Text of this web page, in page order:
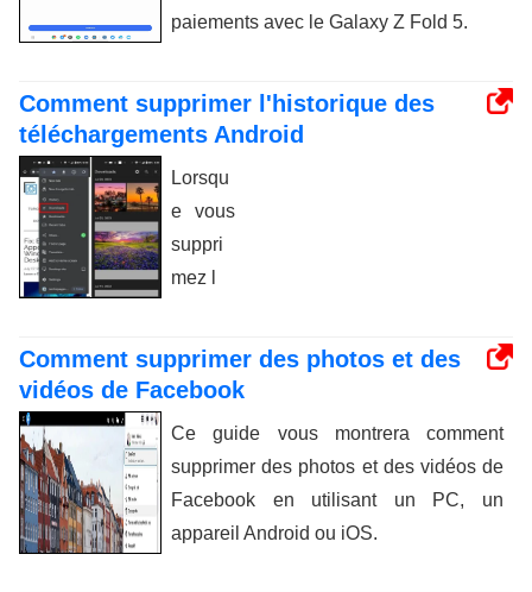
paiements avec le Galaxy Z Fold 5.
Comment supprimer l'historique des
téléchargements Android
Lorsqu
e vous
suppri
mez l
Comment supprimer des photos et des
vidéos de Facebook
Ce guide vous montrera comment
supprimer des photos et des vidéos de
Facebook en utilisant un PC, un
appareil Android ou iOS.